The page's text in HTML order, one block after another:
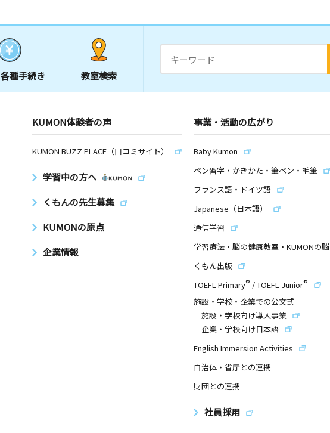
各種手続き 教室検索
KUMON体験者の声
KUMON BUZZ PLACE（口コミサイト）
学習中の方へ
くもんの先生募集
KUMONの原点
企業情報
事業・活動の広がり
Baby Kumon
ペン習字・かきかた・筆ペン・毛筆
フランス語・ドイツ語
Japanese（日本語）
通信学習
学習療法・脳の健康教室・KUMONの
くもん出版
TOEFL Primary® /TOEFL Junior®
施設・学校・企業での公文式
施設・学校向け導入事業
企業・学校向け日本語
English Immersion Activities
自治体・省庁との連携
財団との連携
社員採用